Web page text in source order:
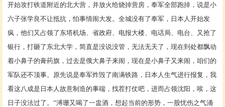
开始攻打铁道附近的北大营，并放火给烧掉营房，奉军全部跑掉，说是小
六子张学良不让抵抗，怕事情闹大发。全城没有了奉军，日本人开始发
疯，他们又占领了东塔机场、省政府、电报大楼、电话局、电台、又抢了
银行，打砸了东北大学，简直是没说没管，无法无天了，现在到处都飘动
着小鼻子的膏药旗，过去是俄大鼻子来闹，现在是小鼻子又来闹，咱们的
军队还不顶事。原先说是奉军炸毁了南满铁路，日本人生气进行报复，我
看这八成是日本人故意制造的事端，找茬打仗吧，进而占领沈阳，唉，这
日子没法过了。”溥珊又喝了一盅酒，想起当前的形势，一股忧伤之气涌